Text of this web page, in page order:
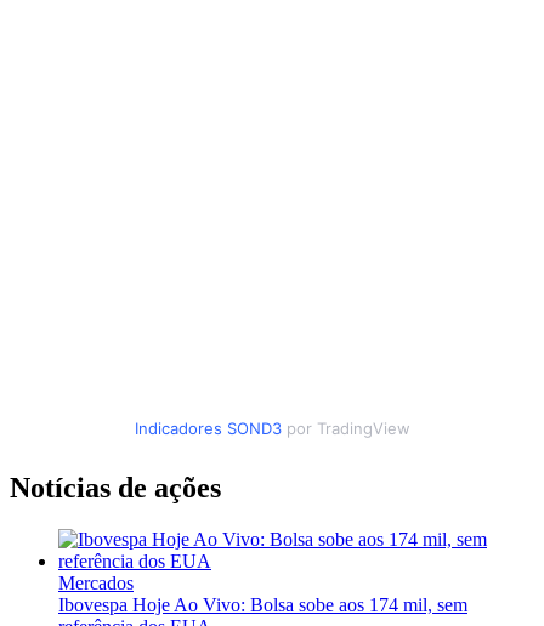
Indicadores SOND3 por TradingView
Notícias de ações
Mercados
Ibovespa Hoje Ao Vivo: Bolsa sobe aos 174 mil, sem